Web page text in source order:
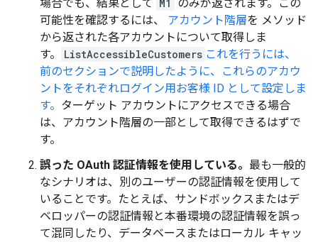
場合でも、結果として M1
のみが返されます。この
可能性を確認するには、 アカウント階層を メソッド
から返された各アカウントについて取得しま
す。
ListAccessibleCustomers これを行うには、
前のセクションで説明したように、これらのアカウ
ントをそれぞれログイン用お客様 ID として設定しま
す。 ターゲット アカウントにアクセスできる場合
は、アカウント階層の一部として取得できるはずで
す。
誤った OAuth 認証情報を使用している。 最も一般的
なシナリオは、別のユーザーの認証情報を使用して
いることです。たとえば、サンドボックスまたはデ
ベロッパーの認証情報と本番環境の認証情報を誤っ
て混同したり、データベースまたはローカル キャッ